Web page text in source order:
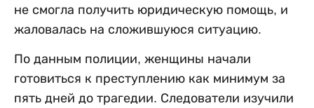
не смогла получить юридическую помощь, и
жаловалась на сложившуюся ситуацию.
По данным полиции, женщины начали
готовиться к преступлению как минимум за
пять дней до трагедии. Следователи изучили